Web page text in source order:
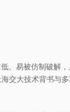
易被仿制破解，
交大技术背书与